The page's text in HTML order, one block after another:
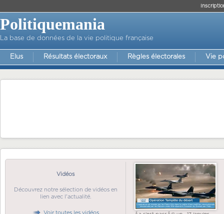
Politiquemania
La base de données de la vie politique française
Elus Résultats électoraux Règles électorales Vie
Vidéos
Découvrez notre sélection de vidéos en
lien avec l'actualité.
Voir toutes les vidéos